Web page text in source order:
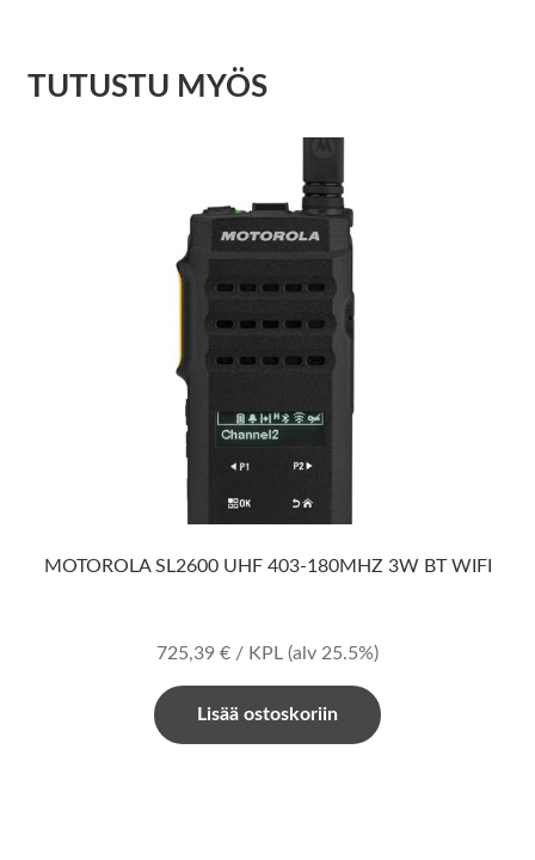
TUTUSTU MYÖS
MOTOROLA SL2600 UHF 403-180MHZ 3W BT WIFI
725,39 € / KPL (alv 25.5%)
Lisää ostoskoriin